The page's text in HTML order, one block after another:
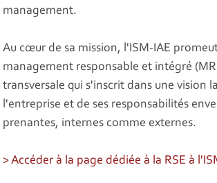
management.
Au cœur de sa mission, l'ISM-IAE
management responsable et intégré
transversale qui s'inscrit dans une vision
l'entreprise et de ses responsabilités
prenantes, internes comme externes.
> Accéder à la page dédiée à la RSE à